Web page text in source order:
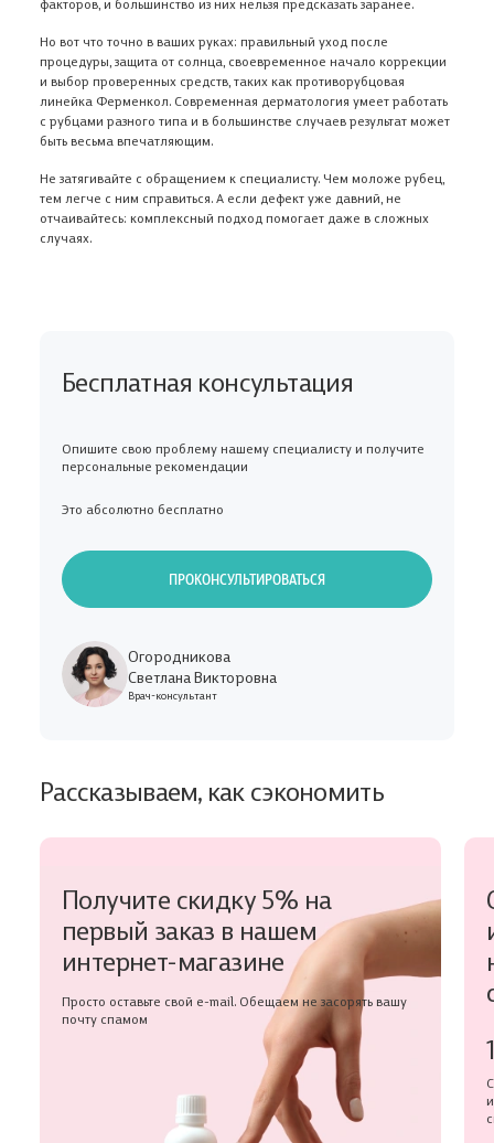
Но вот что точно в ваших руках: правильный уход после
процедуры, защита от солнца, своевременное начало коррекции
и выбор проверенных средств, таких как противорубцовая
линейка Ферменкол. Современная дерматология умеет работать
с рубцами разного типа и в большинстве случаев результат может
быть весьма впечатляющим.
Не затягивайте с обращением к специалисту. Чем моложе рубец,
тем легче с ним справиться. А если дефект уже давний, не
отчаивайтесь: комплексный подход помогает даже в сложных
случаях.
Бесплатная консультация
Опишите свою проблему нашему специалисту и получите
персональные рекомендации
Это абсолютно бесплатно
ПРОКОНСУЛЬТИРОВАТЬСЯ
Огородникова
Светлана Викторовна
Врач-консультант
Рассказываем, как сэкономить
Получите скидку 5% на
первый заказ в нашем
интернет-магазине
Просто оставьте свой e-mail. Обещаем не засорять вашу
почту спамом